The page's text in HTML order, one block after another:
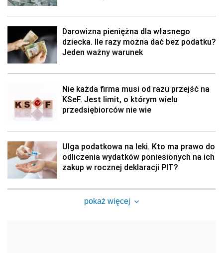
Darowizna pieniężna dla własnego
dziecka. Ile razy można dać bez podatku?
Jeden ważny warunek
Nie każda firma musi od razu przejść na
KSeF. Jest limit, o którym wielu
przedsiębiorców nie wie
Ulga podatkowa na leki. Kto ma prawo do
odliczenia wydatków poniesionych na ich
zakup w rocznej deklaracji PIT?
pokaż więcej